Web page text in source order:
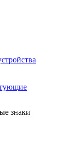
знаки